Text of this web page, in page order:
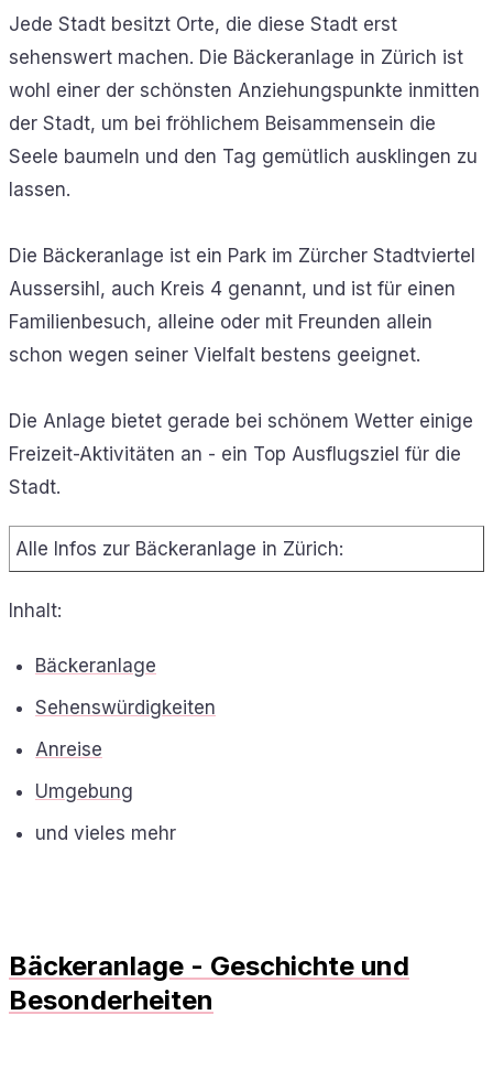
Jede Stadt besitzt Orte, die diese Stadt erst
sehenswert machen. Die Bäckeranlage in Zürich ist
wohl einer der schönsten Anziehungspunkte inmitten
der Stadt, um bei fröhlichem Beisammensein die
Seele baumeln und den Tag gemütlich ausklingen zu
lassen.
Die Bäckeranlage ist ein Park im Zürcher Stadtviertel
Aussersihl, auch Kreis 4 genannt, und ist für einen
Familienbesuch, alleine oder mit Freunden allein
schon wegen seiner Vielfalt bestens geeignet.
Die Anlage bietet gerade bei schönem Wetter einige
Freizeit-Aktivitäten an - ein Top Ausflugsziel für die
Stadt.
Alle Infos zur Bäckeranlage in Zürich:
Inhalt:
Bäckeranlage
Sehenswürdigkeiten
Anreise
Umgebung
und vieles mehr
Bäckeranlage - Geschichte und
Besonderheiten